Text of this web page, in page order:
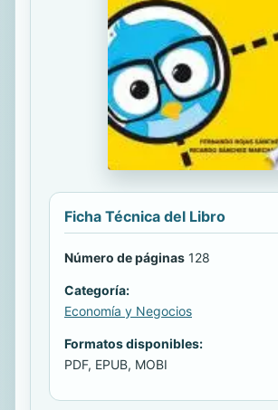
Ficha Técnica del Libro
Número de páginas 128
Categoría:
Economía y Negocios
Formatos disponibles:
PDF, EPUB, MOBI